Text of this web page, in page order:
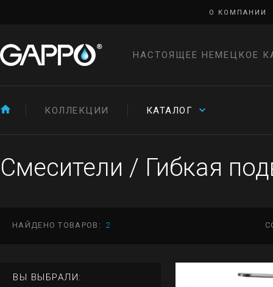
О КОМПАНИИ
НАСТОЯЩЕЕ НЕМЕЦКОЕ
КОЛЛЕКЦИИ КАТАЛОГ
Смесители / Гибкая
НАЙДЕНО ТОВАРОВ: 2
ВЫ ВЫБРАЛИ: